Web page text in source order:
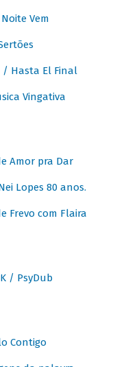
Vem
/ Hasta El Final
Vingativa
Amor pra Dar
Lopes 80 anos.
Frevo com Flaira
/ PsyDub
Contigo